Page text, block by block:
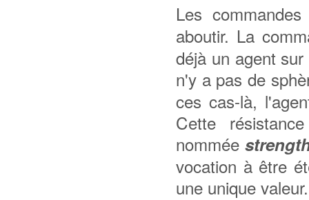
Les
aboutir. La
déjà un agent
n'y a pas de
ces cas-là,
Cette
nommée
vocation à être
une unique valeur.